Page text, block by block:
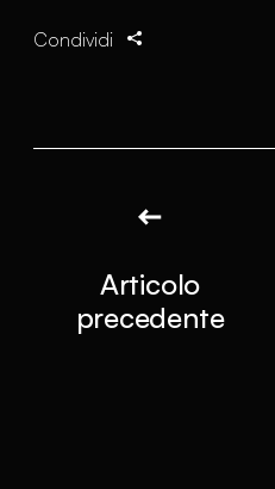
Condividi
Articolo
precedente